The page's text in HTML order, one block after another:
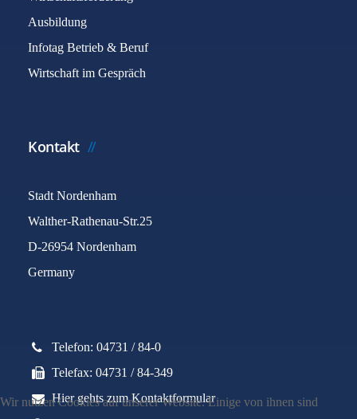
Ausbildung
Infotag Betrieb & Beruf
Wirtschaft im Gespräch
Kontakt
Stadt Nordenham
Walther-Rathenau-Str.25
D-26954 Nordenham
Germany
Telefon: 04731 / 84-0
Telefax: 04731 / 84-349
Hier gehts zum Kontaktformular
Wir nutzen Cookies auf unserer Website. Einige von ihnen sind